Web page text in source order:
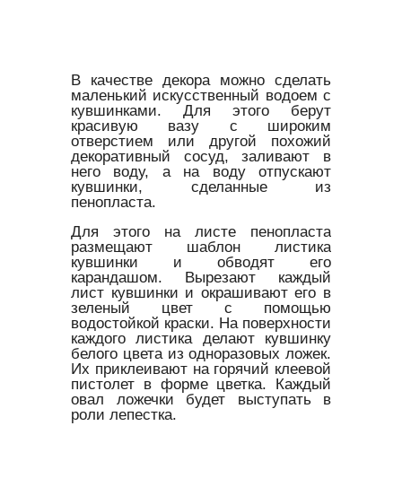
В качестве декора можно сделать
маленький искусственный водоем с
кувшинками. Для этого берут
красивую вазу с широким
отверстием или другой похожий
декоративный сосуд, заливают в
него воду, а на воду отпускают
кувшинки, сделанные из
пенопласта.
Для этого на листе пенопласта
размещают шаблон листика
кувшинки и обводят его
карандашом. Вырезают каждый
лист кувшинки и окрашивают его в
зеленый цвет с помощью
водостойкой краски. На поверхности
каждого листика делают кувшинку
белого цвета из одноразовых ложек.
Их приклеивают на горячий клеевой
пистолет в форме цветка. Каждый
овал ложечки будет выступать в
роли лепестка.